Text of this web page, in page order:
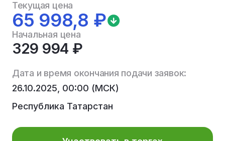
Текущая цена
65 998,8 ₽
Начальная цена
329 994 ₽
Дата и время окончания подачи заявок:
26.10.2025, 00:00 (МСК)
Республика Татарстан